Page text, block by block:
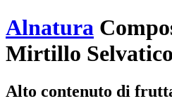
Alnatura
Mirtillo
Alto contenuto di